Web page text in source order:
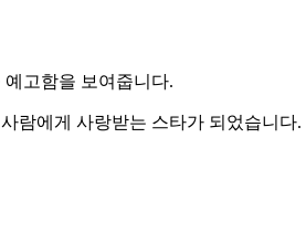
고함을 보여줍니다.
람에게 사랑받는 스타가 되었습니다.